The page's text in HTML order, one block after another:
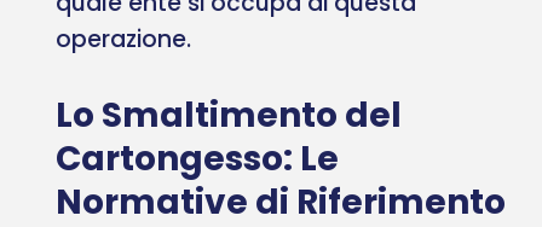
operazione.
Lo Smaltimento del
Cartongesso: Le
Normative di Riferimento